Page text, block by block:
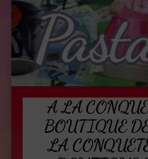
A LA
BOUTIQUE
LA